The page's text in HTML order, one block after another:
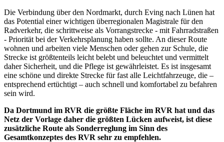
Die Verbindung über den Nordmarkt, durch Eving nach Lünen hat
das Potential einer wichtigen überregionalen Magistrale für den
Radverkehr, die schrittweise als Vorrangstrecke - mit Fahrradstraßen
- Priorität bei der Verkehrsplanung haben sollte. An dieser Route
wohnen und arbeiten viele Menschen oder gehen zur Schule, die
Strecke ist größtenteils leicht belebt und beleuchtet und vermittelt
daher Sicherheit, und die Pflege ist gewährleistet. Es ist insgesamt
eine schöne und direkte Strecke für fast alle Leichtfahrzeuge, die –
entsprechend ertüchtigt – auch schnell und komfortabel zu befahren
sein wird.
Da Dortmund im RVR die größte Fläche im RVR hat und das
Netz der Vorlage daher die größten Lücken aufweist, ist diese
zusätzliche Route als Sonderreglung im Sinn des
Gesamtkonzeptes des RVR sehr zu empfehlen.